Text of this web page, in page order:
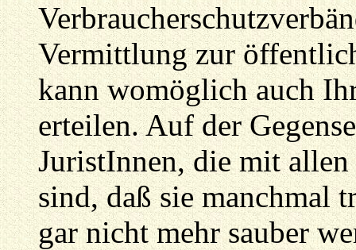
Vermittlung zur
kann womöglich auch
erteilen. Auf der
JuristInnen, die mit allen
sind, daß sie manchmal
gar nicht mehr sauber